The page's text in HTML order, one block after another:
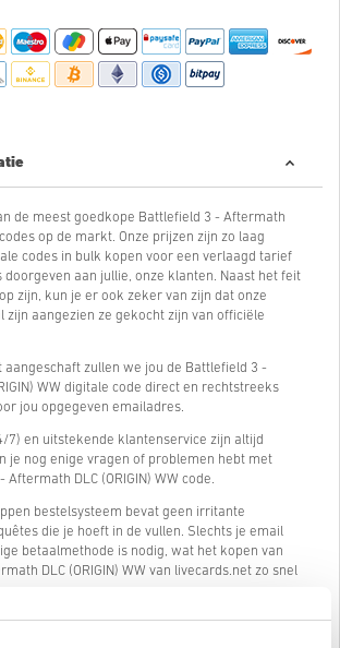
de meest goedkope Battlefield 3 - Aftermath
codes op de markt. Onze prijzen zijn zo laag
codes in bulk kopen voor een verlaagd tarief
doorgeven aan jullie, onze klanten. Naast het feit
zijn, kun je er ook zeker van zijn dat onze
zijn aangezien ze gekocht zijn van officiële
aangeschaft zullen we jou de Battlefield 3 -
WW digitale code direct en rechtstreeks
jou opgegeven emailadres.
7) en uitstekende klantenservice zijn altijd
je nog enige vragen of problemen hebt met
DLC (ORIGIN) WW code.
bestelsysteem bevat geen irritante
die je hoeft in de vullen. Slechts je email
betaalmethode is nodig, wat het kopen van
DLC (ORIGIN) WW van livecards.net zo snel